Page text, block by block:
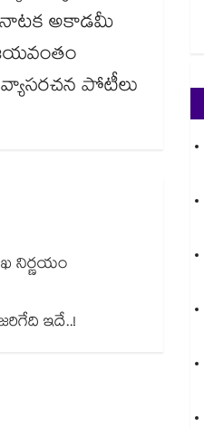
నాటక అకాడమీ
వ్యాసరచన పోటీలు
నిర్ణయం
ఇదే..!